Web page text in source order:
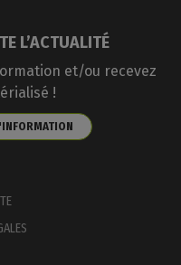
L’ACTUALITÉ
et/ou recevez
!